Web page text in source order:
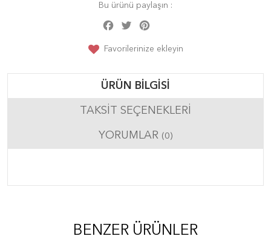
Bu ürünü paylaşın :
Facebook
Twitter
Favorilerinize ekleyin
ÜRÜN BILGISI
TAKSIT SEÇENEKLERI
YORUMLAR (0)
BENZER ÜRÜNLER